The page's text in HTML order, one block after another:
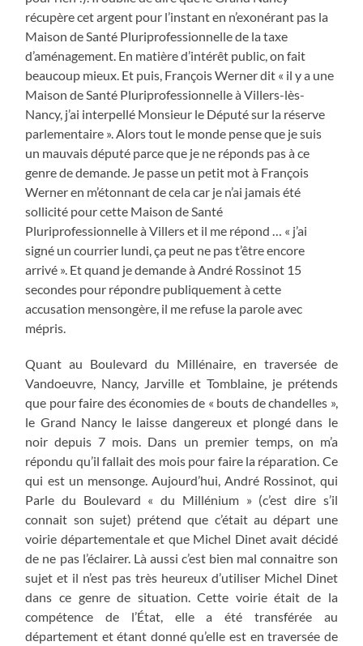
récupère cet argent pour l’instant en n’exonérant pas la
Maison de Santé Pluriprofessionnelle de la taxe
d’aménagement. En matière d’intérêt public, on fait
beaucoup mieux. Et puis, François Werner dit « il y a une
Maison de Santé Pluriprofessionnelle à Villers-lès-
Nancy, j’ai interpellé Monsieur le Député sur la réserve
parlementaire ». Alors tout le monde pense que je suis
un mauvais député parce que je ne réponds pas à ce
genre de demande. Je passe un petit mot à François
Werner en m’étonnant de cela car je n’ai jamais été
sollicité pour cette Maison de Santé
Pluriprofessionnelle à Villers et il me répond … « j’ai
signé un courrier lundi, ça peut ne pas t’être encore
arrivé ». Et quand je demande à André Rossinot 15
secondes pour répondre publiquement à cette
accusation mensongère, il me refuse la parole avec
mépris.
Quant au Boulevard du Millénaire, en traversée de
Vandoeuvre, Nancy, Jarville et Tomblaine, je prétends
que pour faire des économies de « bouts de chandelles »,
le Grand Nancy le laisse dangereux et plongé dans le
noir depuis 7 mois. Dans un premier temps, on m’a
répondu qu’il fallait des mois pour faire la réparation. Ce
qui est un mensonge. Aujourd’hui, André Rossinot, qui
Parle du Boulevard « du Millénium » (c’est dire s’il
connait son sujet) prétend que c’était au départ une
voirie départementale et que Michel Dinet avait décidé
de ne pas l’éclairer. Là aussi c’est bien mal connaitre son
sujet et il n’est pas très heureux d’utiliser Michel Dinet
dans ce genre de situation. Cette voirie était de la
compétence de l’État, elle a été transférée au
département et étant donné qu’elle est en traversée de